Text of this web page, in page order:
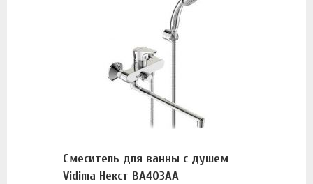
Смеситель для ванны с душем
Vidima Некст BA403AA